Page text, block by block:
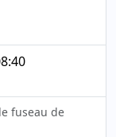
fuseau de